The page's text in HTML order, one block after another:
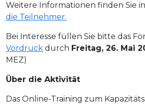
Weitere Informationen finden Sie
die Teilnehmer.
Bei Interesse füllen Sie bitte das
Vordruck durch Freitag, 26. Mai
MEZ)
Über die Aktivität
Das Online-Training zum